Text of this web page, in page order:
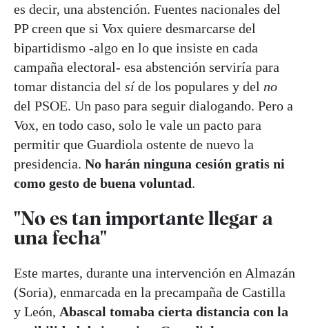
es decir, una abstención. Fuentes nacionales del
PP creen que si Vox quiere desmarcarse del
bipartidismo -algo en lo que insiste en cada
campaña electoral- esa abstención serviría para
tomar distancia del síde los populares y del no
del PSOE. Un paso para seguir dialogando. Pero a
Vox, en todo caso, solo le vale un pacto para
permitir que Guardiola ostente de nuevo la
presidencia. No harán ninguna cesión gratis ni
como gesto de buena voluntad.
"No es tan importante llegar a
una fecha"
Este martes, durante una intervención en Almazán
(Soria), enmarcada en la precampaña de Castilla
y León, Abascal tomaba cierta distancia con la